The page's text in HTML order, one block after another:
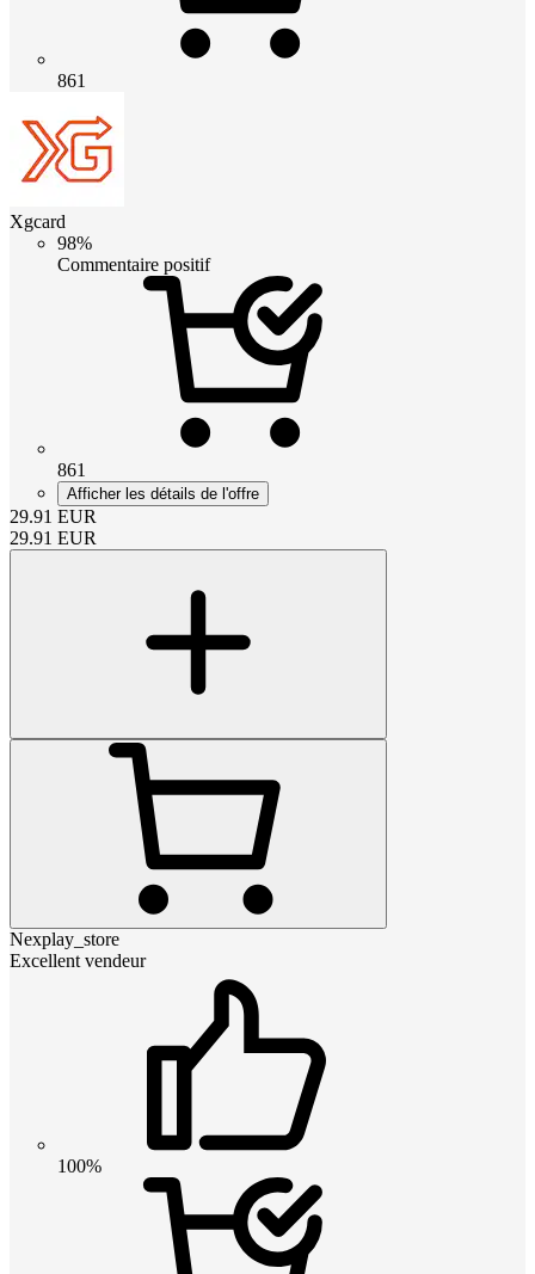
861
Xgcard
98%
Commentaire positif
861
Afficher les détails de l'offre
29.91 EUR
29.91 EUR
Nexplay_store
Excellent vendeur
100%